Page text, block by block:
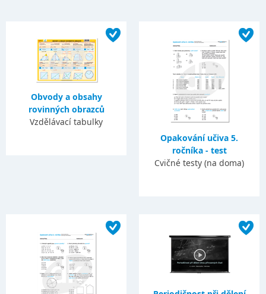
Obvody a obsahy
rovinných obrazců
Vzdělávací tabulky
Opakování učiva 5.
ročníka - test
Cvičné testy (na doma)